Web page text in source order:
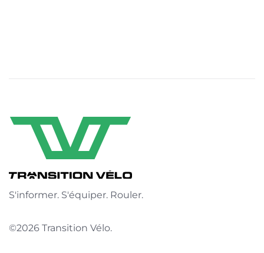
S'informer. S'équiper. Rouler.
©2026 Transition Vélo.